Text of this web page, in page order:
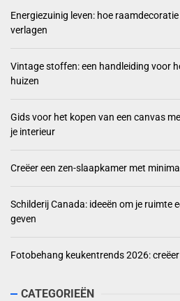
Energiezuinig leven: hoe
verlagen
Vintage stoffen: een handleiding voor
huizen
Gids voor het kopen van een canvas
je interieur
Creëer een zen-slaapkamer met
Schilderij Canada: ideeën om je ruimte
geven
Fotobehang keukentrends 2026:
CATEGORIEËN